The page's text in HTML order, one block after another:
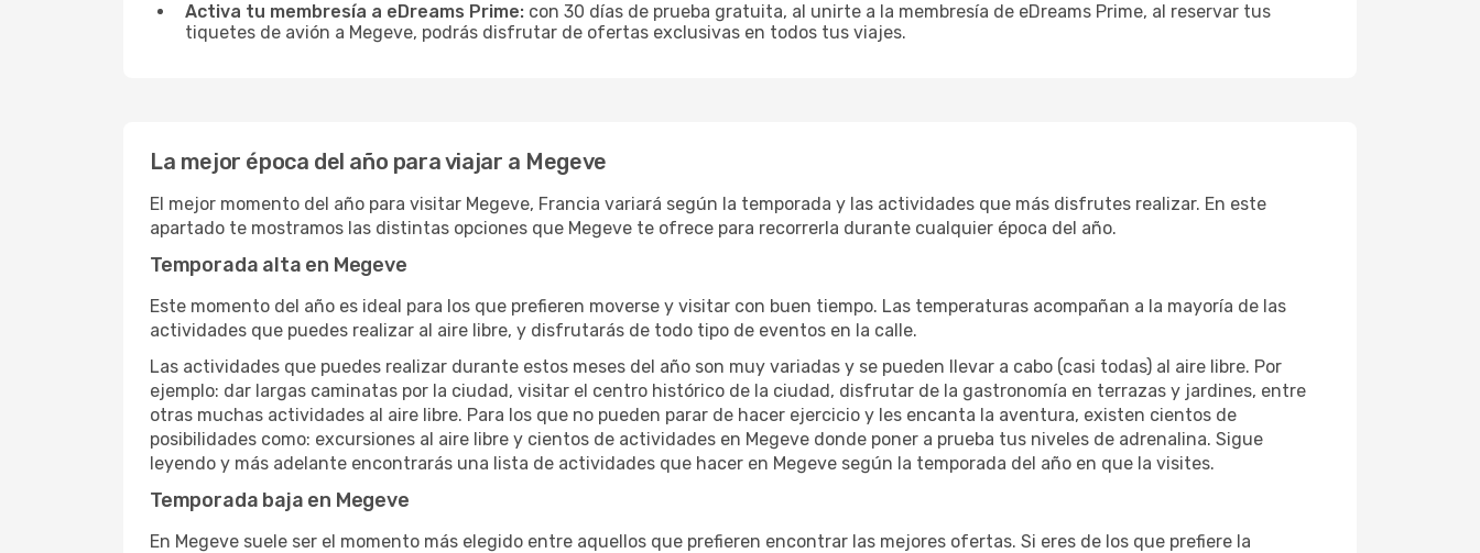
Activa tu membresía a eDreams Prime: con 30 días de prueba gratuita, al unirte a la membresía de eDreams Prime, al reservar tus
tiquetes de avión a Megeve, podrás disfrutar de ofertas exclusivas en todos tus viajes.
La mejor época del año para viajar a Megeve
El mejor momento del año para visitar Megeve, Francia variará según la temporada y las actividades que más disfrutes realizar. En este
apartado te mostramos las distintas opciones que Megeve te ofrece para recorrerla durante cualquier época del año.
Temporada alta en Megeve
Este momento del año es ideal para los que prefieren moverse y visitar con buen tiempo. Las temperaturas acompañan a la mayoría de las
actividades que puedes realizar al aire libre, y disfrutarás de todo tipo de eventos en la calle.
Las actividades que puedes realizar durante estos meses del año son muy variadas y se pueden llevar a cabo (casi todas) al aire libre. Por
ejemplo: dar largas caminatas por la ciudad, visitar el centro histórico de la ciudad, disfrutar de la gastronomía en terrazas y jardines, entre
otras muchas actividades al aire libre. Para los que no pueden parar de hacer ejercicio y les encanta la aventura, existen cientos de
posibilidades como: excursiones al aire libre y cientos de actividades en Megeve donde poner a prueba tus niveles de adrenalina. Sigue
leyendo y más adelante encontrarás una lista de actividades que hacer en Megeve según la temporada del año en que la visites.
Temporada baja en Megeve
En Megeve suele ser el momento más elegido entre aquellos que prefieren encontrar las mejores ofertas. Si eres de los que prefiere la